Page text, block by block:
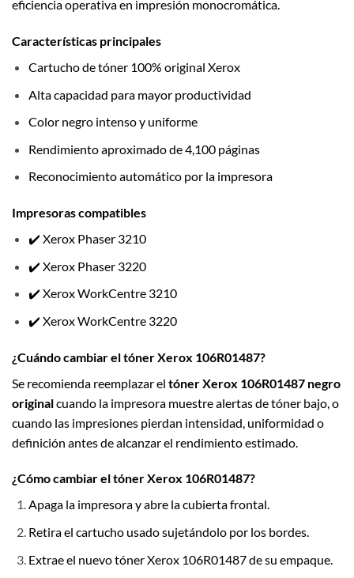
eficiencia operativa en impresión monocromática.
Características principales
Cartucho de tóner 100% original Xerox
Alta capacidad para mayor productividad
Color negro intenso y uniforme
Rendimiento aproximado de 4,100 páginas
Reconocimiento automático por la impresora
Impresoras compatibles
✔️ Xerox Phaser 3210
✔️ Xerox Phaser 3220
✔️ Xerox WorkCentre 3210
✔️ Xerox WorkCentre 3220
¿Cuándo cambiar el tóner Xerox 106R01487?
Se recomienda reemplazar el tóner Xerox 106R01487 negro
originalcuando la impresora muestre alertas de tóner bajo, o
cuando las impresiones pierdan intensidad, uniformidad o
definición antes de alcanzar el rendimiento estimado.
¿Cómo cambiar el tóner Xerox 106R01487?
Apaga la impresora y abre la cubierta frontal.
Retira el cartucho usado sujetándolo por los bordes.
Extrae el nuevo tóner Xerox 106R01487 de su empaque.